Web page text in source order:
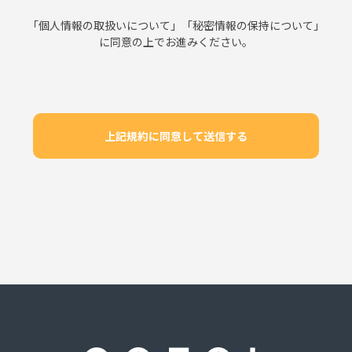
「個人情報の取扱いについて 」「秘密情報の保持について 」
に同意の上でお進みください。
上記規約に同意して送信する